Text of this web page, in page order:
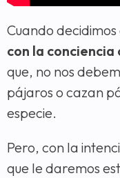
Cuando
con la
que, no nos
pájaros o cazan
especie.
Pero, con la
que le daremos